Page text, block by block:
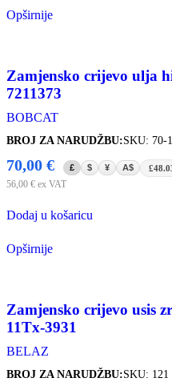
Opširnije
Zamjensko crijevo ulja
7211373
BOBCAT
BROJ ZA NARUDŽBU:SKU: 70-
70,00 € £ $ ¥ A$
56,00 € ex VAT
Dodaj u košaricu
Opširnije
Zamjensko crijevo usis
11Tx-3931
BELAZ
BROJ ZA NARUDŽBU:SKU: 121